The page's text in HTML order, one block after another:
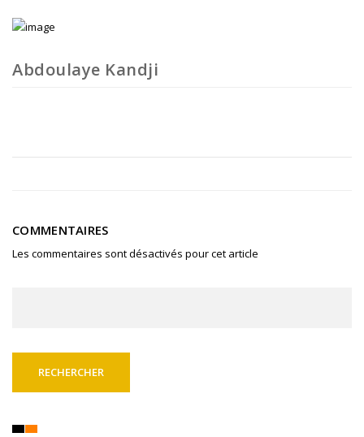
Abdoulaye Kandji
COMMENTAIRES
Les commentaires sont désactivés pour cet article